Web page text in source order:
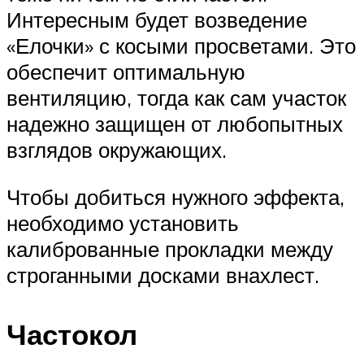
Интересным будет возведение
«Елочки» с косыми просветами. Это
обеспечит оптимальную
вентиляцию, тогда как сам участок
надежно защищен от любопытных
взглядов окружающих.
Чтобы добиться нужного эффекта,
необходимо установить
калиброванные прокладки между
строганными досками внахлест.
Частокол